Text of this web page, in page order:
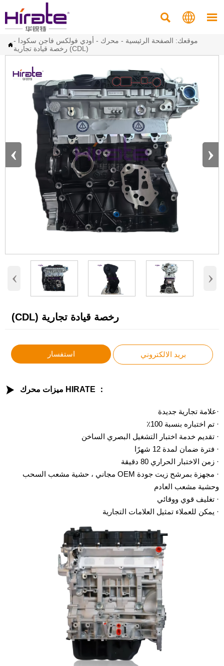
  
 موقعك: الصفحة الرئيسية - محرك - أودي فولكس فاجن سكودا -
رخصة قيادة تجارية (CDL)
‹ ›
‹ ›
رخصة قيادة تجارية (CDL)
استفسار بريد الالكتروني
 ميزات محرك HIRATE ：
·علامة تجارية جديدة
· تم اختباره بنسبة 100٪
· تقديم خدمة اختبار التشغيل البصري الساخن
· فترة ضمان لمدة 12 شهرًا
· زمن الاختبار الحراري 80 دقيقة
· مجهزة بمرشح زيت جودة OEM مجاني ، حشية مشعب السحب
وحشية مشعب العادم
· تغليف قوي ووقائي
· يمكن للعملاء تمثيل العلامات التجارية